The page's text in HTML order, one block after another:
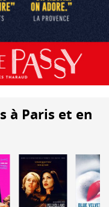
à Paris et en